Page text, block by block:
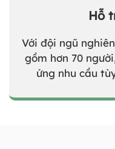
Hỗ
Với đội ngũ
gồm hơn 70
ứng nhu cầu